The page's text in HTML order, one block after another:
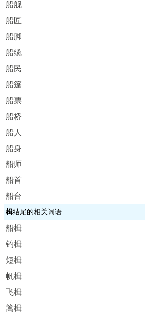
船舰
船匠
船脚
船缆
船民
船篷
船票
船桥
船人
船身
船师
船首
船台
楫结尾的相关词语
船楫
钓楫
短楫
帆楫
飞楫
篙楫